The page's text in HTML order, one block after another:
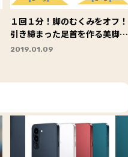
１回１分！脚のむくみをオフ！
引き締まった足首を作る美脚ト
レ
2019.01.09